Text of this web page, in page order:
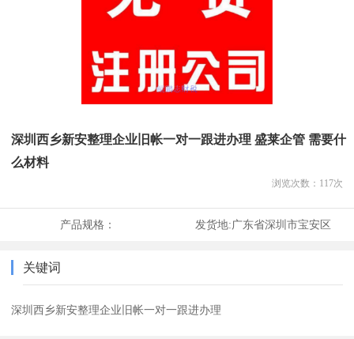
深圳西乡新安整理企业旧帐一对一跟进办理 盛莱企管 需要什
么材料
浏览次数： 117次
产品规格： 发货地:广东省深圳市宝安区
关键词
深圳西乡新安整理企业旧帐一对一跟进办理